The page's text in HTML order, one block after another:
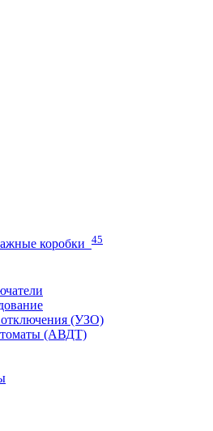
коробки
45
отключения (УЗО)
(АВДТ)